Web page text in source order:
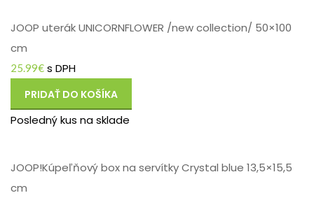
JOOP uterák UNICORNFLOWER /new collection/ 50×100
cm
25.99€ s DPH
PRIDAŤ DO KOŠÍKA
Posledný kus na sklade
JOOP!Kúpeľňový box na servítky Crystal blue 13,5×15,5
cm